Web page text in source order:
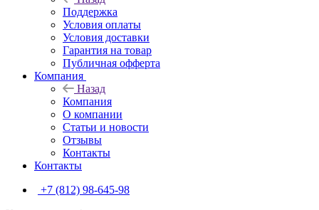
Поддержка
Условия оплаты
Условия доставки
Гарантия на товар
Публичная офферта
Компания
Назад
Компания
О компании
Статьи и новости
Отзывы
Контакты
Контакты
+7 (812) 98-645-98